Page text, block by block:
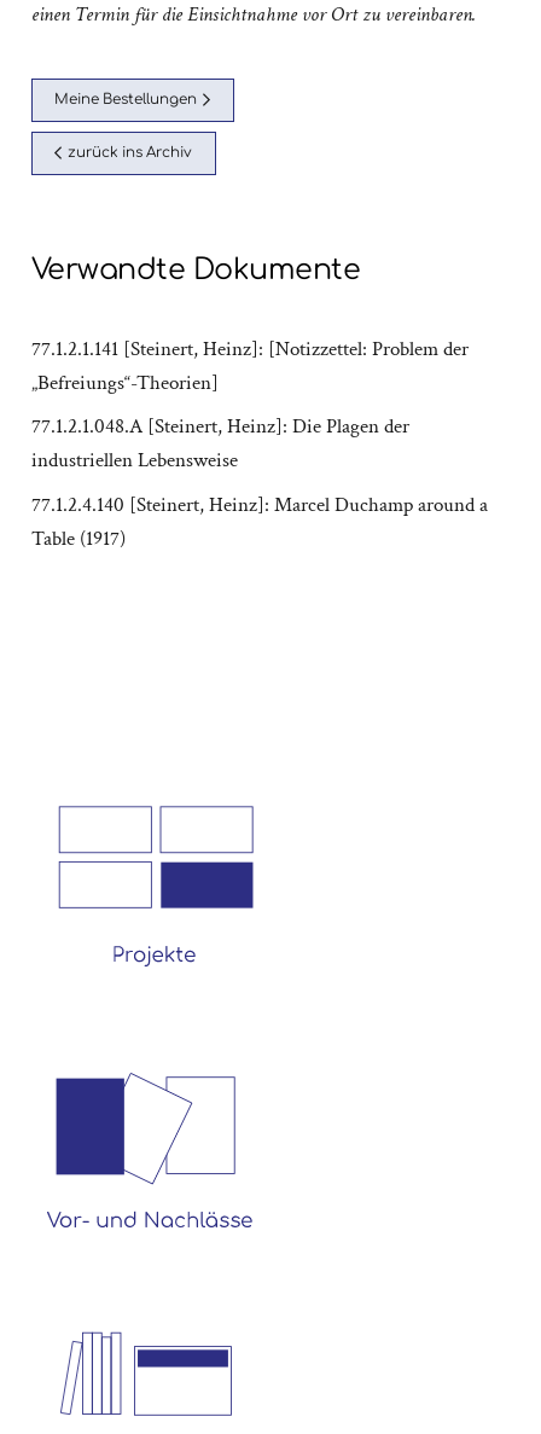
einen Termin für die Einsichtnahme vor Ort zu vereinbaren.
Meine Bestellungen
zurück ins Archiv
Verwandte Dokumente
77.1.2.1.141 [Steinert, Heinz]: [Notizzettel: Problem der
„Befreiungs“-Theorien]
77.1.2.1.048.A [Steinert, Heinz]: Die Plagen der
industriellen Lebensweise
77.1.2.4.140 [Steinert, Heinz]: Marcel Duchamp around a
Table (1917)